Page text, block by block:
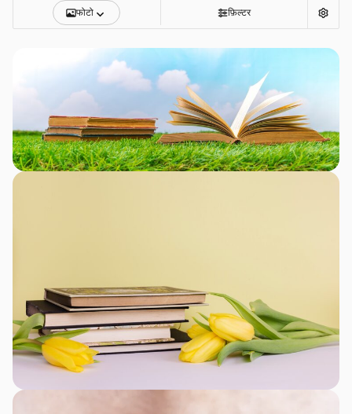
फोटो फ़िल्टर